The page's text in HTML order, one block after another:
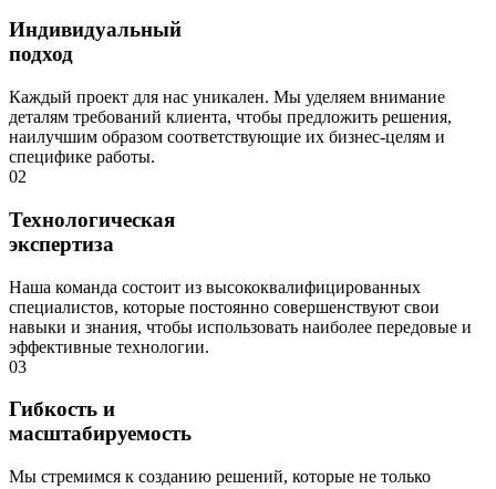
Индивидуальный
подход
Каждый проект для нас уникален. Мы уделяем внимание
деталям требований клиента, чтобы предложить решения,
наилучшим образом соответствующие их бизнес-целям и
специфике работы.
02
Технологическая
экспертиза
Наша команда состоит из высококвалифицированных
специалистов, которые постоянно совершенствуют свои
навыки и знания, чтобы использовать наиболее передовые и
эффективные технологии.
03
Гибкость и
масштабируемость
Мы стремимся к созданию решений, которые не только